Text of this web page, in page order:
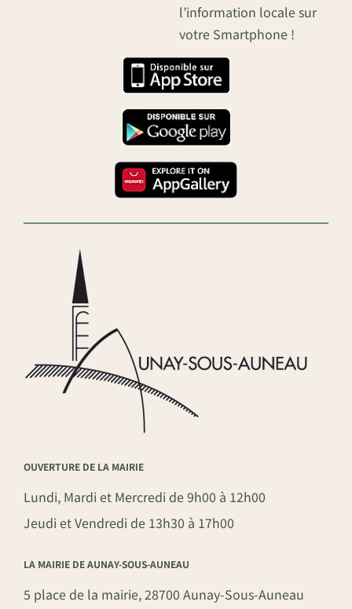
l’information locale sur
votre Smartphone !
OUVERTURE DE LA MAIRIE
Lundi, Mardi et Mercredi de 9h00 à 12h00
Jeudi et Vendredi de 13h30 à 17h00
LA MAIRIE DE AUNAY-SOUS-AUNEAU
5 place de la mairie, 28700 Aunay-Sous-Auneau